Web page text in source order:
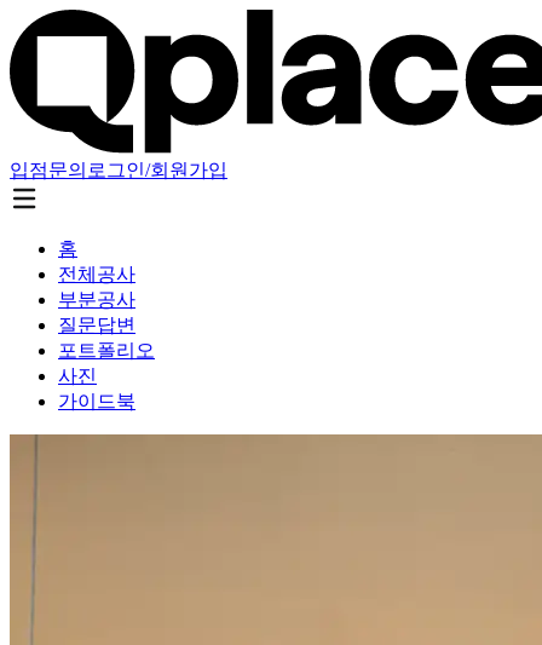
입점문의 로그인/회원가입
홈
전체공사
부분공사
질문답변
포트폴리오
사진
가이드북